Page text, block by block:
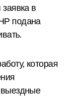
в
подана
которая